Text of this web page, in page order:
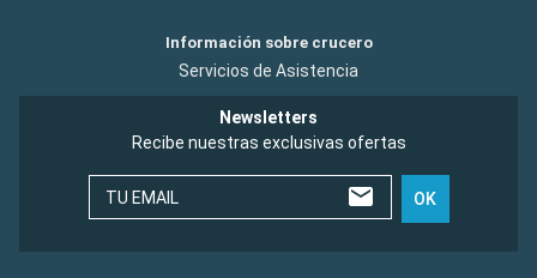
Información sobre crucero
Servicios de Asistencia
Newsletters
Recibe nuestras exclusivas ofertas
TU EMAIL OK